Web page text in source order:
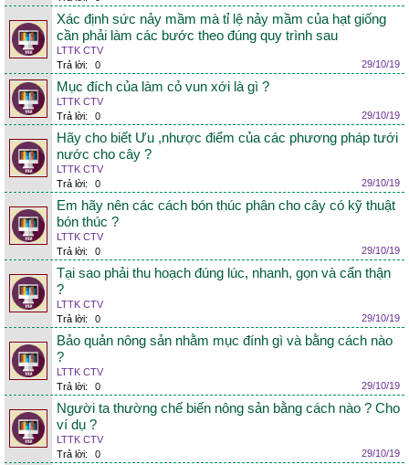
Xác định sức nảy mầm mà tỉ lệ nảy mầm của hạt giống
cần phải làm các bước theo đúng quy trình sau
LTTK CTV
Trả lời:
0 29/10/19
Mục đích của làm cỏ vun xới là gì ?
LTTK CTV
Trả lời:
0 29/10/19
Hãy cho biết Ưu ,nhược điểm của các phương pháp tưới
nước cho cây ?
LTTK CTV
Trả lời:
0 29/10/19
Em hãy nên các cách bón thúc phân cho cây có kỹ thuật
bón thúc ?
LTTK CTV
Trả lời:
0 29/10/19
Tại sao phải thu hoạch đúng lúc, nhanh, gọn và cẩn thận
?
LTTK CTV
Trả lời:
0 29/10/19
Bảo quản nông sản nhằm mục đính gì và bằng cách nào
?
LTTK CTV
Trả lời:
0 29/10/19
Người ta thường chế biến nông sản bằng cách nào ? Cho
ví dụ ?
LTTK CTV
Trả lời:
0 29/10/19